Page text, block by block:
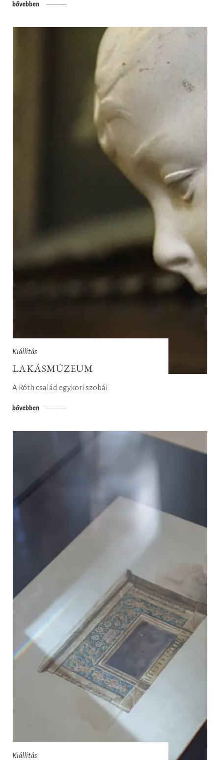
bővebben
Kiállítás
LAKÁSMÚZEUM
A Róth család egykori szobái
bővebben
Kiállítás